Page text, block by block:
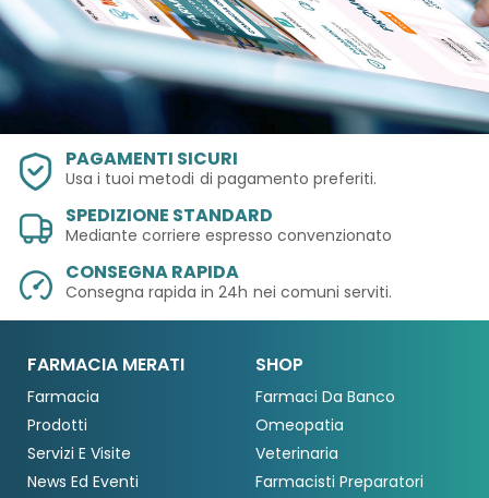
PAGAMENTI SICURI
Usa i tuoi metodi di pagamento preferiti.
SPEDIZIONE STANDARD
Mediante corriere espresso convenzionato
CONSEGNA RAPIDA
Consegna rapida in 24h nei comuni serviti.
FARMACIA MERATI
Farmacia
Prodotti
Servizi E Visite
News Ed Eventi
SHOP
Farmaci Da Banco
Omeopatia
Veterinaria
Farmacisti Preparatori